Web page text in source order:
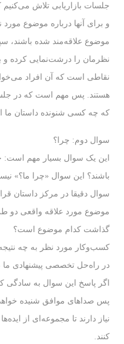
جلسات بازاریابی تلاش
و برای آنها درباره موضوع
موضوع علاقه‌مند شده باشند،
نظرمان را درشت‌نمایی کرده و
نقاطی است که آن افراد
هستند. پس مهم است که در
که چه کسی شنونده داستان
سوال دوم: چرا؟
این یک سوال بسیار مهم است:
باشند؟ این سوال «چرا ما؟»
سوال دقیقا در مرکز داستان
موضوع مورد علاقه واقعی دو
گذاشت کدام موضوع است؟
کسب‌وکار مورد نظر به چه
در راه‌حل تخصصی پیشنهادی
اگر پاسخ این سوال به سادگی
پس صداهای موافق شنیده
نیاز دارند تا مجموعه‌ای از
کنند.